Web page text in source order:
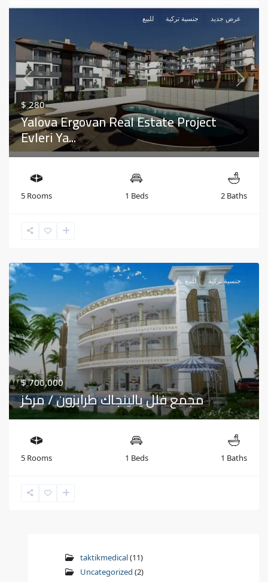
Previous Next
للبيع جنسية تركية عرض جديد
$ 280
Yalova Ergovan Real Estate Project
Evleri Ya...
5 Rooms 1 Beds 2 Baths
Previous Next
للبيع جنسية تركية
$ 700,000
مجمع فلل يالينجاك طرابزون / مركز
5 Rooms 1 Beds 1 Baths
taktikmedical(11)
Uncategorized (2)